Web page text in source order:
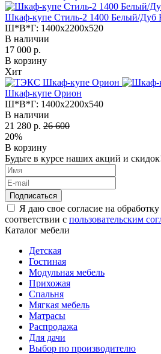
Шкаф-купе Стиль-2 1400 Белый/Дуб
Ш*В*Г: 1400x2200x520
В наличии
17 000 р.
В корзину
Хит
Шкаф-купе Орион
Ш*В*Г: 1400x2200x540
В наличии
21 280 р. 26 600
20%
В корзину
Будьте в курсе наших акций и
Подписаться
Я даю свое согласие на
соответствии с пользовательским
Каталог мебели
Детская
Гостиная
Модульная мебель
Прихожая
Спальня
Мягкая мебель
Матрасы
Распродажа
Для дачи
Выбор по производителю